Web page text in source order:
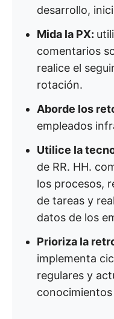
desarrollo,
Mida la PX:
comentarios
realice el
rotación.
Aborde los
empleados
Utilice la
de RR. HH.
los procesos,
de tareas y
datos de los
Prioriza la
implementa
regulares y